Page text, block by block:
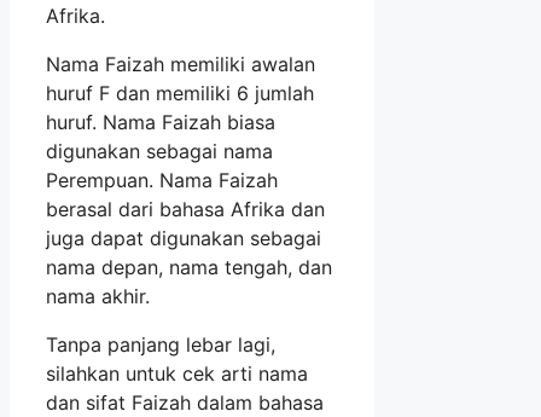
Afrika.
Nama Faizah memiliki awalan
huruf F dan memiliki 6 jumlah
huruf. Nama Faizah biasa
digunakan sebagai nama
Perempuan. Nama Faizah
berasal dari bahasa Afrika dan
juga dapat digunakan sebagai
nama depan, nama tengah, dan
nama akhir.
Tanpa panjang lebar lagi,
silahkan untuk cek arti nama
dan sifat Faizah dalam bahasa